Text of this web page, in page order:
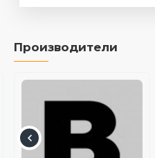
Производители